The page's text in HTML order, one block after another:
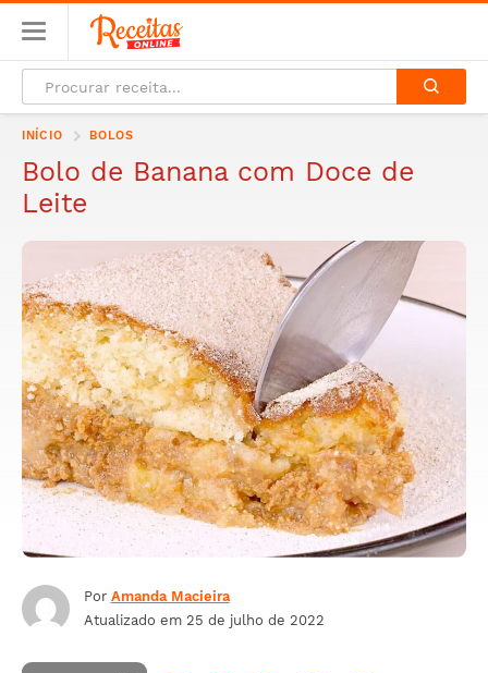
INÍCIO BOLOS
Bolo de Banana com Doce de
Leite
Por Amanda Macieira
Atualizado em 25 de julho de 2022